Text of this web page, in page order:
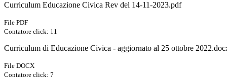
Curriculum Educazione Civica Rev del 14-11-2023.pdf
File PDF
Contatore click: 11
Curriculum di Educazione Civica - aggiornato al 25 ottobre
File DOCX
Contatore click: 7